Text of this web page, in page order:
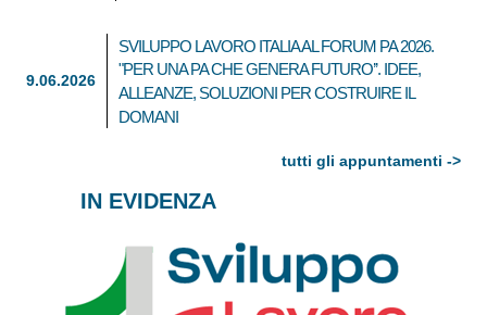
9.06.2026
SVILUPPO LAVORO ITALIA AL FORUM PA 2026.
"PER UNA PA CHE GENERA FUTURO’’. IDEE,
ALLEANZE, SOLUZIONI PER COSTRUIRE IL
DOMANI
tutti gli appuntamenti ->
IN EVIDENZA